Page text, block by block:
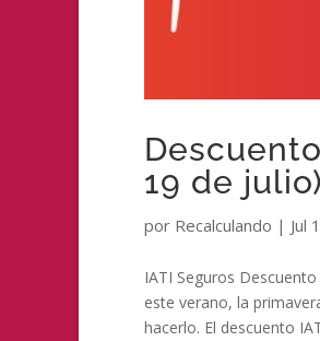
19 de julio)
por Recalculando | Jul
IATI Seguros
este verano, la
hacerlo. El descuento